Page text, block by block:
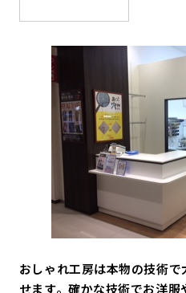
おしゃれ工房は本物の技術
せます。確かな技術でお洋